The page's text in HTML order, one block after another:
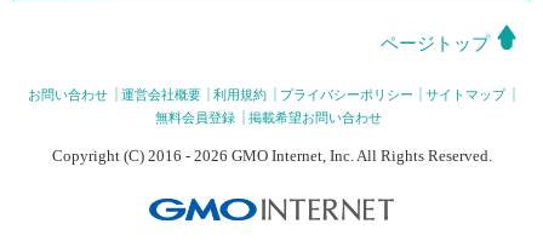
ページトップ
お問い合わせ 運営会社概要 利用規約 プライバシーポリシー
サイトマップ
無料会員登録
掲載希望お問い合わせ
Copyright (C) 2016 - 2026 GMO Internet, Inc. All Rights Reserved.